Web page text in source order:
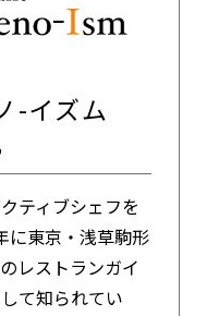
-イズム
ティブシェフを
に東京・浅草駒形
レストランガイ
て知られてい